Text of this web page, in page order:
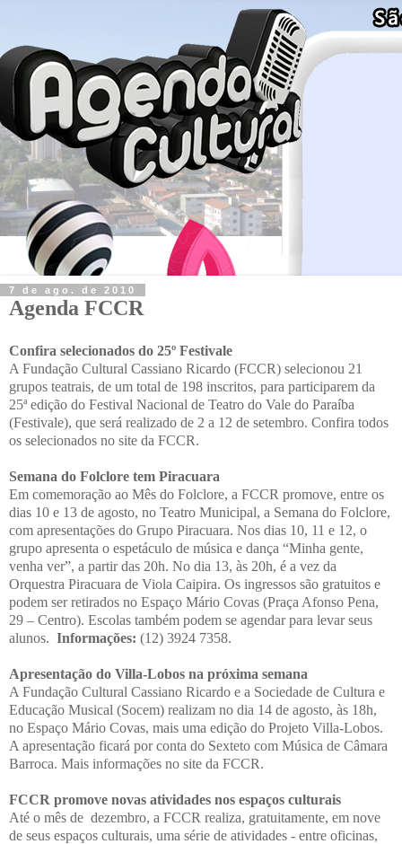
7 de ago. de 2010
Agenda FCCR
Confira selecionados do 25º Festivale
A Fundação Cultural Cassiano Ricardo (FCCR) selecionou 21
grupos teatrais, de um total de 198 inscritos, para participarem da
25ª edição do Festival Nacional de Teatro do Vale do Paraíba
(Festivale), que será realizado de 2 a 12 de setembro. Confira todos
os selecionados no site da FCCR.
Semana do Folclore tem Piracuara
Em comemoração ao Mês do Folclore, a FCCR promove, entre os
dias 10 e 13 de agosto, no Teatro Municipal, a Semana do Folclore,
com apresentações do Grupo Piracuara. Nos dias 10, 11 e 12, o
grupo apresenta o espetáculo de música e dança “Minha gente,
venha ver”, a partir das 20h. No dia 13, às 20h, é a vez da
Orquestra Piracuara de Viola Caipira. Os ingressos são gratuitos e
podem ser retirados no Espaço Mário Covas (Praça Afonso Pena,
29 – Centro). Escolas também podem se agendar para levar seus
alunos. Informações: (12) 3924 7358.
Apresentação do Villa-Lobos na próxima semana
A Fundação Cultural Cassiano Ricardo e a Sociedade de Cultura e
Educação Musical (Socem) realizam no dia 14 de agosto, às 18h,
no Espaço Mário Covas, mais uma edição do Projeto Villa-Lobos.
A apresentação ficará por conta do Sexteto com Música de Câmara
Barroca. Mais informações no site da FCCR.
FCCR promove novas atividades nos espaços culturais
Até o mês de dezembro, a FCCR realiza, gratuitamente, em nove
de seus espaços culturais, uma série de atividades - entre oficinas,